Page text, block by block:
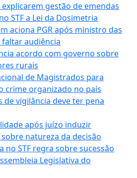
gestão de emendas
STF a Lei da Dosimetria
aciona PGR após ministro das
faltar audiência
acordo com governo sobre
rurais
de Magistrados para
crime organizado no país
de vigilância deve ter pena
após juízo induzir
natureza da decisão
STF regra sobre sucessão
Legislativa do